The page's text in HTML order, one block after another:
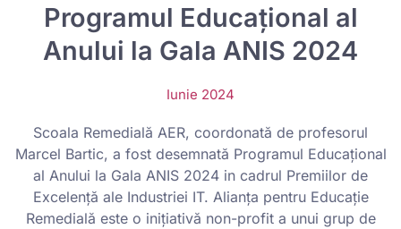
⁠Programul Educațional al
Anului la Gala ANIS 2024
Iunie 2024
Scoala Remedială AER, coordonată de profesorul
Marcel Bartic, a fost desemnată Programul Educațional
al Anului la Gala ANIS 2024 in cadrul Premiilor de
Excelență ale Industriei IT. Alianța pentru Educație
Remedială este o inițiativă non-profit a unui grup de